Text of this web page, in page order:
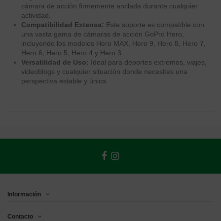
cámara de acción firmemente anclada durante cualquier
actividad.
Compatibilidad Extensa: Este soporte es compatible con
una vasta gama de cámaras de acción GoPro Hero,
incluyendo los modelos Hero MAX, Hero 9, Hero 8, Hero 7,
Hero 6, Hero 5, Hero 4 y Hero 3.
Versatilidad de Uso: Ideal para deportes extremos, viajes,
videoblogs y cualquier situación donde necesites una
perspectiva estable y única.
Información
Contacto